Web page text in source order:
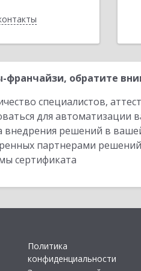
обратите
специалистов,
для автоматизации
внедрения решений в
партнерами
сертификата
Политика
конфиденциальности